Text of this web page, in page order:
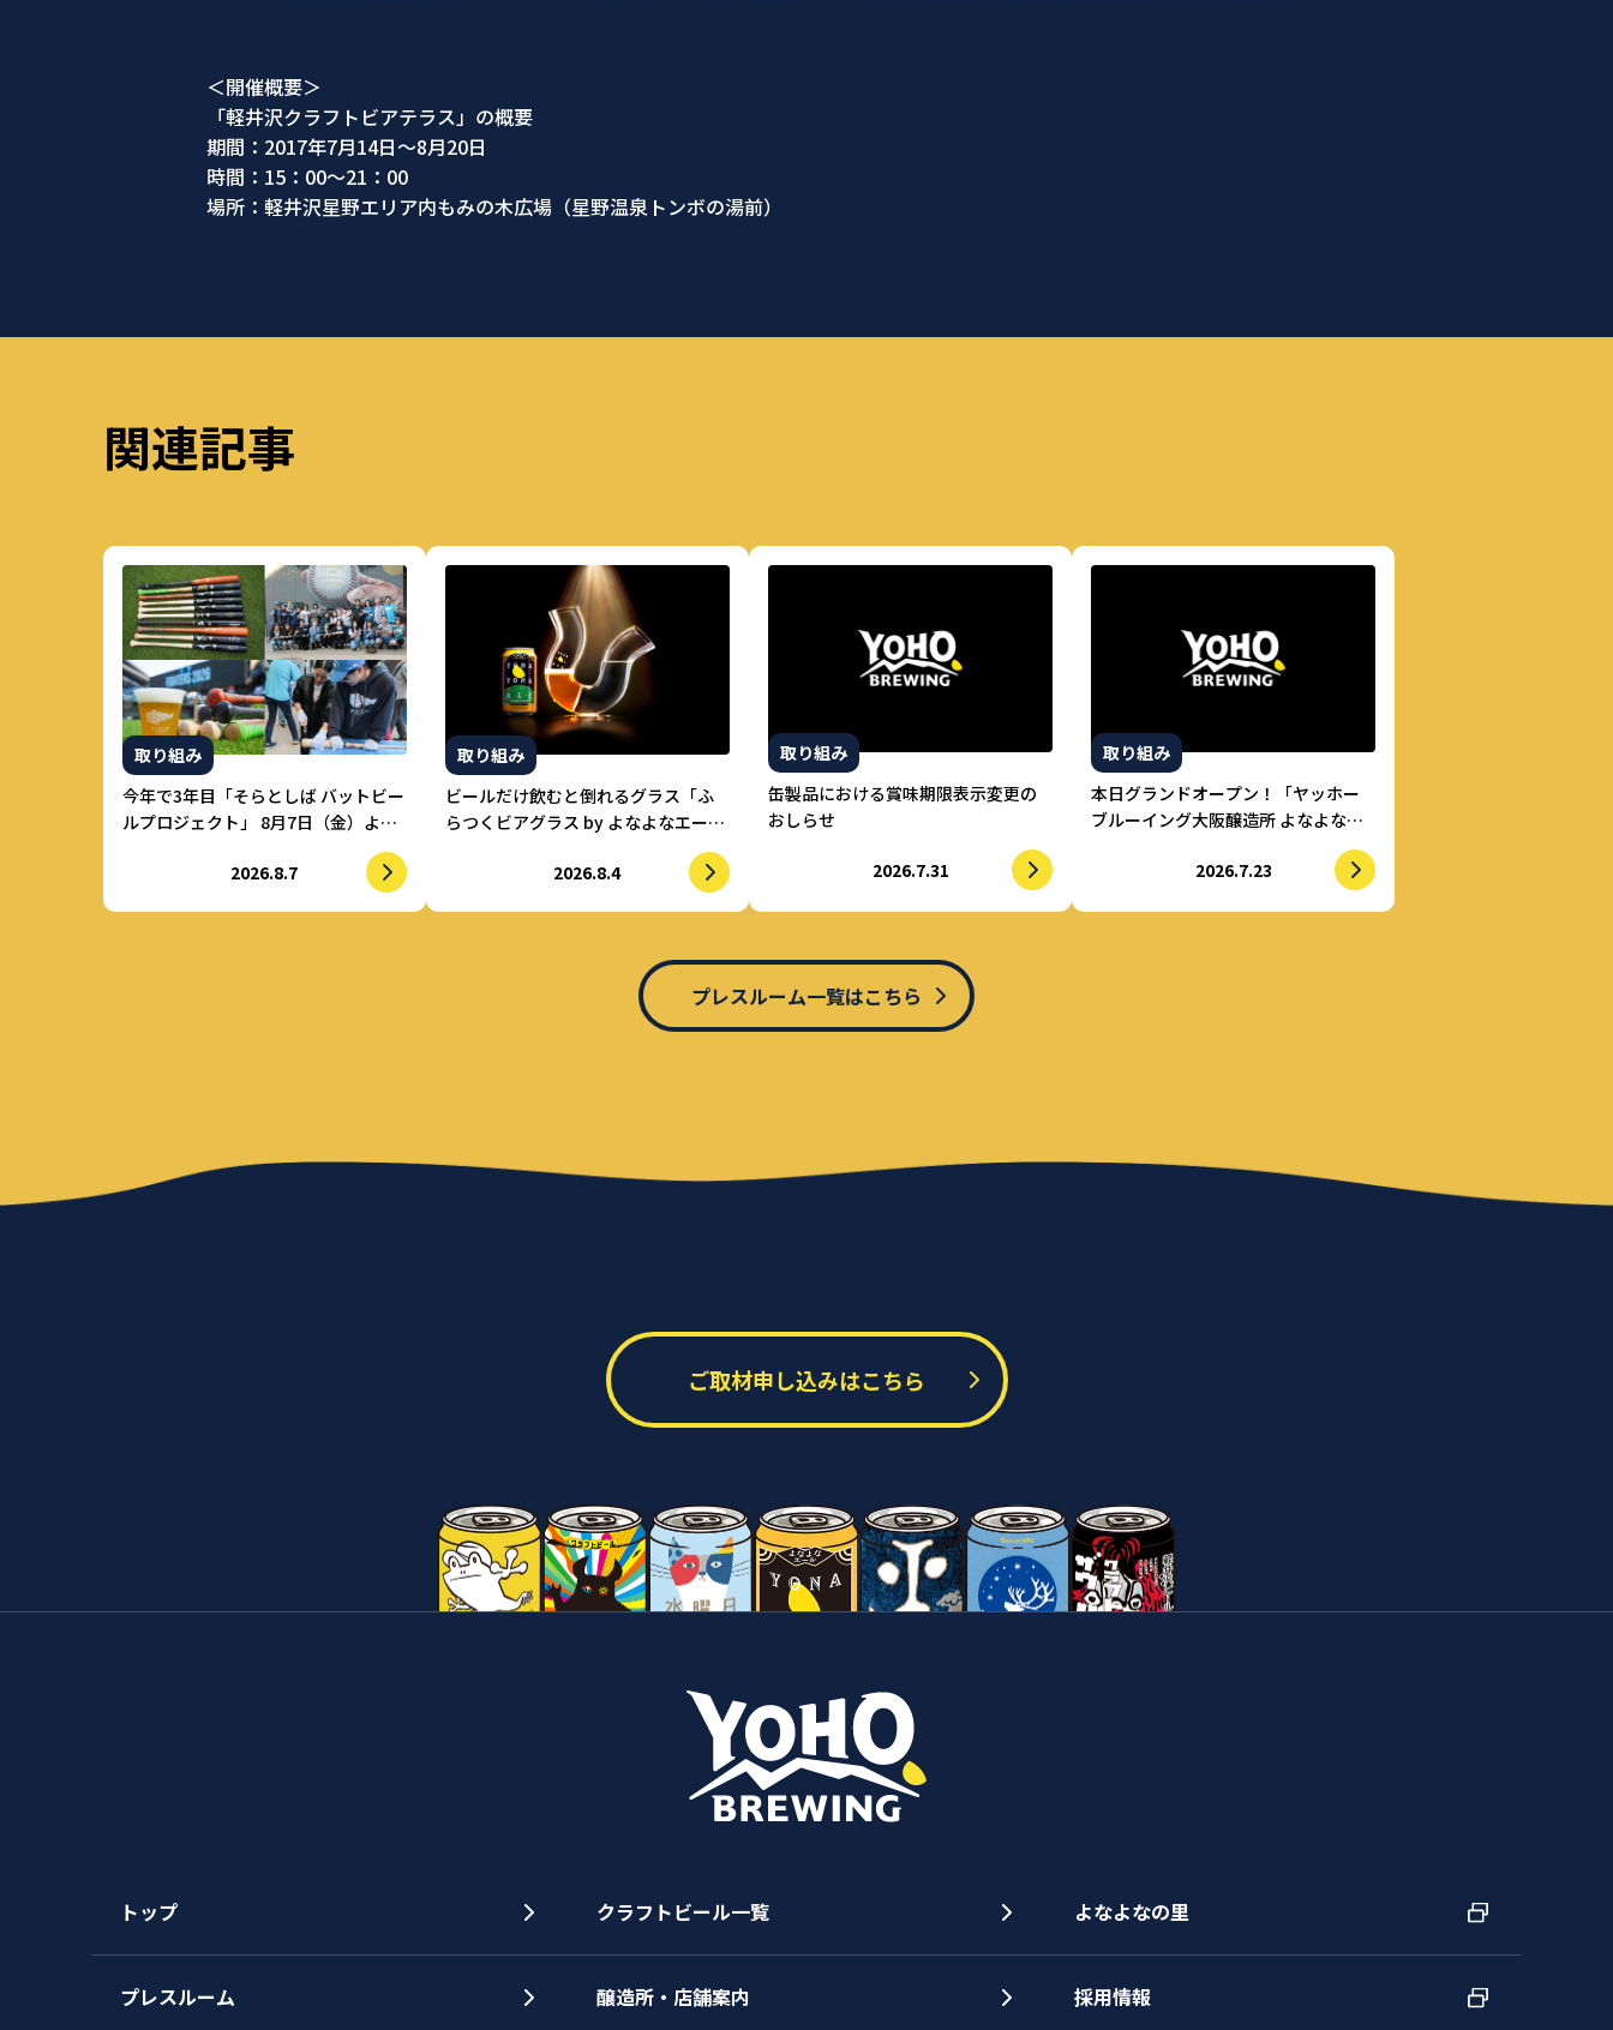
＜開催概要＞
「軽井沢クラフトビアテラス」の概要
期間：2017年7月14日～8月20日
時間：15：00～21：00
場所：軽井沢星野エリア内もみの木広場（星野温泉トンボの湯前）
関連記事
取り組み
今年で3年目「そらとしば バットビー
ルプロジェクト」 8月7日（金）より
参加者募集開始 初の道外イベントも
2026.8.7
取り組み
ビールだけ飲むと倒れるグラス「ふ
らつくビアグラス by よなよなエー
ル」 強制的に水を飲まされる仕掛
けで適正飲酒を実現
2026.8.4
取り組み
缶製品における賞味期限表示変更の
おしらせ
2026.7.31
取り組み
本日グランドオープン！「ヤッホー
ブルーイング大阪醸造所 よなよなビ
2026.7.23
プレスルーム一覧はこちら
ご取材申し込みはこちら
トップ
プレスルーム
クラフトビール一覧
醸造所・店舗案内
よなよなの里
採用情報